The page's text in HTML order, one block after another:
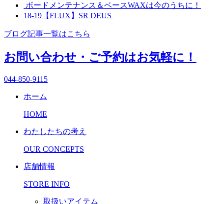
ボードメンテナンス＆ベースWAXは今のうちに！
18-19【FLUX】SR DEUS
ブログ記事一覧はこちら
お問い合わせ・ご予約はお気軽に！
044-850-9115
ホーム
HOME
わたしたちの考え
OUR CONCEPTS
店舗情報
STORE INFO
取扱いアイテム